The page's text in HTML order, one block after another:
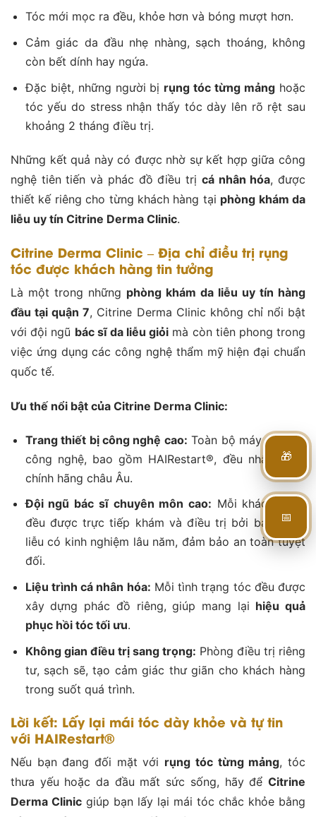
Tóc mới mọc ra đều, khỏe hơn và bóng mượt hơn.
Cảm giác da đầu nhẹ nhàng, sạch thoáng, không
còn bết dính hay ngứa.
Đặc biệt, những người bị rụng tóc từng mảng hoặc
tóc yếu do stress nhận thấy tóc dày lên rõ rệt sau
khoảng 2 tháng điều trị.
Những kết quả này có được nhờ sự kết hợp giữa công
nghệ tiên tiến và phác đồ điều trị cá nhân hóa, được
thiết kế riêng cho từng khách hàng tại phòng khám da
liễu uy tín Citrine Derma Clinic.
Citrine Derma Clinic – Địa chỉ điều trị rụng
tóc được khách hàng tin tưởng
Là một trong những phòng khám da liễu uy tín hàng
đầu tại quận 7, Citrine Derma Clinic không chỉ nổi bật
với đội ngũ bác sĩ da liễu giỏi mà còn tiên phong trong
việc ứng dụng các công nghệ thẩm mỹ hiện đại chuẩn
quốc tế.
Ưu thế nổi bật của Citrine Derma Clinic:
Trang thiết bị công nghệ cao: Toàn bộ máy móc và
công nghệ, bao gồm HAIRestart®, đều nhập khẩu
chính hãng châu Âu.
Đội ngũ bác sĩ chuyên môn cao: Mỗi khách hàng
đều được trực tiếp khám và điều trị bởi bác sĩ da
liễu có kinh nghiệm lâu năm, đảm bảo an toàn tuyệt
đối.
Liệu trình cá nhân hóa: Mỗi tình trạng tóc đều được
xây dựng phác đồ riêng, giúp mang lại hiệu quả
phục hồi tóc tối ưu.
Không gian điều trị sang trọng: Phòng điều trị riêng
tư, sạch sẽ, tạo cảm giác thư giãn cho khách hàng
trong suốt quá trình.
Lời kết: Lấy lại mái tóc dày khỏe và tự tin
với HAIRestart®
Nếu bạn đang đối mặt với rụng tóc từng mảng, tóc
thưa yếu hoặc da đầu mất sức sống, hãy để Citrine
Derma Clinic giúp bạn lấy lại mái tóc chắc khỏe bằng
🎁
📅